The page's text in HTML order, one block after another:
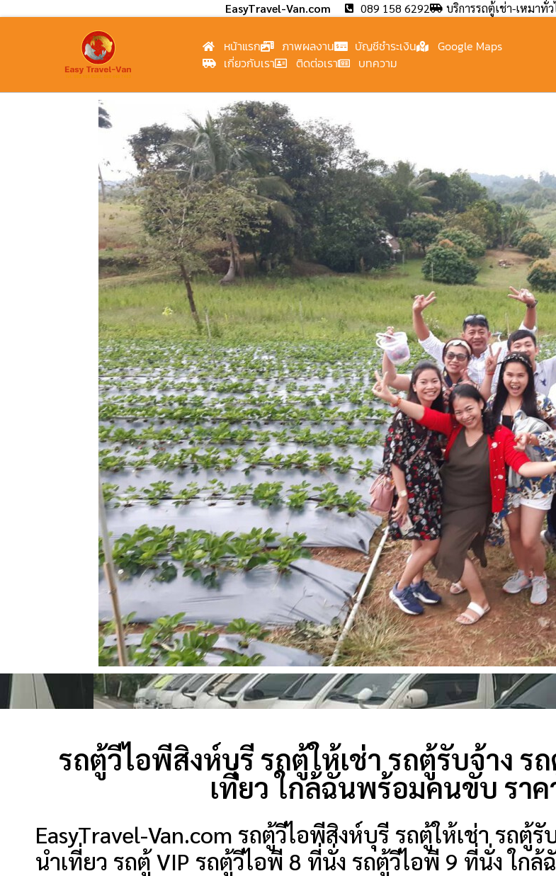
EasyTravel-Van.com 089 158 6292 บริการรถตู้เช่า-เหมาทั่
หน้าแรก ภาพผลงาน บัญชีชำระเงิน
Google Maps
เกี่ยวกับเรา
ติดต่อเรา บทความ
รถตู้วีไอพีสิงห์บุรี รถตู้ให้เช่า รถตู้รับจ้าง ร
เที่ยว ใกล้ฉันพร้อมคนขับ รา
EasyTravel-Van.com รถตู้วีไอพีสิงห์บุรี รถตู้ให้เช่า รถตู้
นำเที่ยว รถตู้ VIP รถตู้วีไอพี 8 ที่นั่ง รถตู้วีไอพี 9 ที่นั่ง ใก